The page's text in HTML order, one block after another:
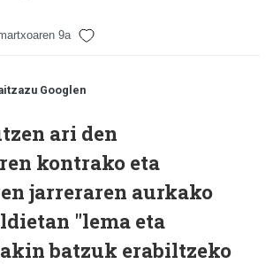
9a
Googlen
ari den
kontrako eta
jarreraren aurkako
"lema eta
batzuk erabiltzeko